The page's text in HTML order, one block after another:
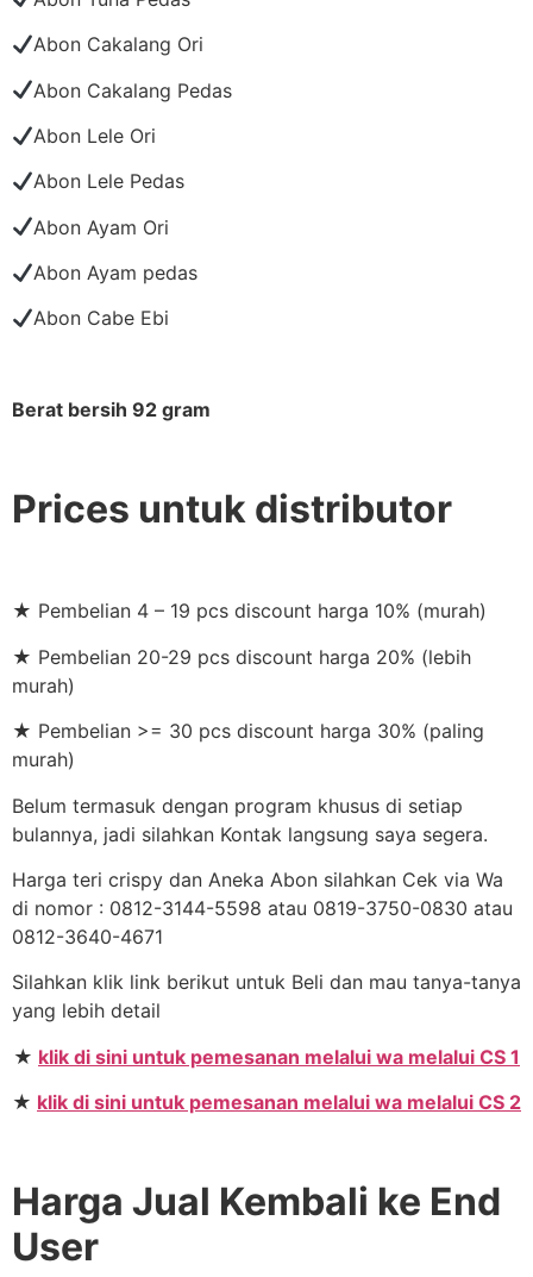
Abon Cakalang Ori
Abon Cakalang Pedas
Abon Lele Ori
Abon Lele Pedas
Abon Ayam Ori
Abon Ayam pedas
Abon Cabe Ebi
Berat bersih 92 gram
Prices untuk distributor
★ Pembelian 4 – 19 pcs discount harga 10% (murah)
★ Pembelian 20-29 pcs discount harga 20% (lebih
murah)
★ Pembelian >= 30 pcs discount harga 30% (paling
murah)
Belum termasuk dengan program khusus di setiap
bulannya, jadi silahkan Kontak langsung saya segera.
Harga teri crispy dan Aneka Abon silahkan Cek via Wa
di nomor : 0812-3144-5598 atau 0819-3750-0830 atau
0812-3640-4671
Silahkan klik link berikut untuk Beli dan mau tanya-tanya
yang lebih detail
★ klik di sini untuk pemesanan melalui wa melalui CS 1
★ klik di sini untuk pemesanan melalui wa melalui CS 2
Harga Jual Kembali ke End
User